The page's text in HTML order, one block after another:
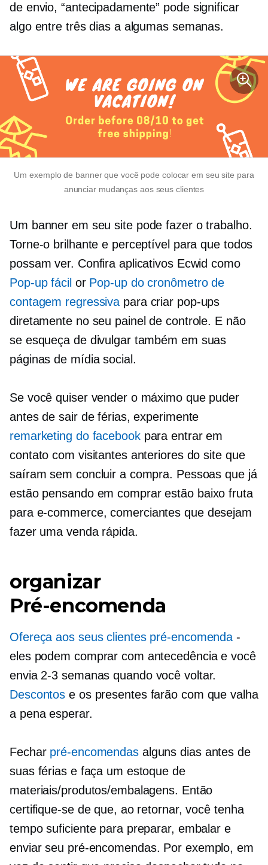
de envio, “antecipadamente” pode significar
algo entre três dias a algumas semanas.
Um exemplo de banner que você pode colocar em seu site para
anunciar mudanças aos seus clientes
Um banner em seu site pode fazer o trabalho.
Torne-o brilhante e perceptível para que todos
possam ver. Confira aplicativos Ecwid como
Pop-up fácil or Pop-up do cronômetro de
contagem regressivapara criar pop-ups
diretamente no seu painel de controle. E não
se esqueça de divulgar também em suas
páginas de mídia social.
Se você quiser vender o máximo que puder
antes de sair de férias, experimente
remarketing do facebookpara entrar em
contato com visitantes anteriores do site que
saíram sem concluir a compra. Pessoas que já
estão pensando em comprar estão baixo fruta
para e-commerce, comerciantes que desejam
fazer uma venda rápida.
organizar
Pré-encomenda
Ofereça aos seus clientes pré-encomenda-
eles podem comprar com antecedência e você
envia 2-3 semanas quando você voltar.
Descontos e os presentes farão com que valha
a pena esperar.
Fechar pré-encomendasalguns dias antes de
suas férias e faça um estoque de
materiais/produtos/embalagens. Então
certifique-se de que, ao retornar, você tenha
tempo suficiente para preparar, embalar e
enviar seu pré-encomendas. Por exemplo, em